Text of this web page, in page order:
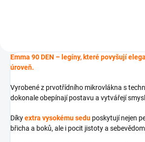
Emma 90 DEN – legíny, které povyšují
úroveň.
Vyrobené z prvotřídního mikrovlákna s
dokonale obepínají postavu a vytvářejí
Díkyextra vysokému sedu poskytují nejen
břicha a boků, ale i pocit jistoty a